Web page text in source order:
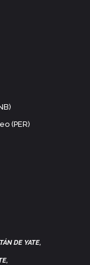
(PER)
DE YATE